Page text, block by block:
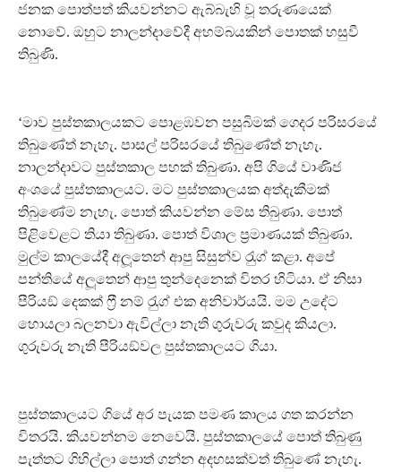
ජනක පොත්පත් කියවන්නට ඇබ්බැහි වූ තරුණයෙක්
නොවේ. ඔහුට නාලන්දාවේදී අහම්බයකින් පොතක් හසුවී
තිබුණි.
‘මාව පුස්තකාලයකට පොළඹවන පසුබිමක් ගෙදර පරිසරයේ
තිබුණේත් නැහැ. පාසල් පරිසරයේ තිබුණේත් නැහැ.
නාලන්දාවට පුස්තකාල පහක් තිබුණා. අපි ගියේ වාණිජ
අංශයේ පුස්තකාලයට. මට පුස්තකාලයක අත්දැකීමක්
තිබුණේම නැහැ. පොත් කියවන්න මේස තිබුණා. පොත්
පිළිවෙළට තියා තිබුණා. පොත් විශාල ප‍්‍රමාණයක් තිබුණා.
මුල්ම කාලයේදී අලූතෙන් ආපු සිසුන්ව රැුග් කළා. අපේ
පන්තියේ අලූතෙන් ආපු තුන්දෙනෙක් විතර හිටියා. ඒ නිසා
පීරියඞ් දෙකක් ෆ‍්‍රී නම් රැුග් එක අනිවාර්යයි. මම උදේට
හොයලා බලනවා ඇවිල්ලා නැති ගුරුවරු කවුද කියලා.
ගුරුවරු නැති පීරියඞ්වල පුස්තකාලයට ගියා.
පුස්තකාලයට ගියේ අර පැයක පමණ කාලය ගත කරන්න
විතරයි. කියවන්නම නෙවෙයි. පුස්තකාලයේ පොත් තිබුණු
පැත්තට ගිහිල්ලා පොත් ගන්න අදහසක්වත් තිබුණේ නැහැ.